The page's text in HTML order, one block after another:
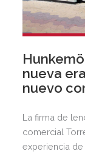
nueva
nuevo
La firma de
comercial
experiencia de